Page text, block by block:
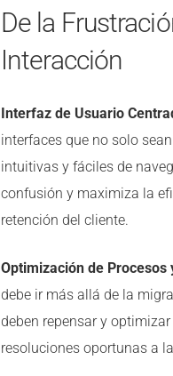
De la
Interacción
Interfaz de Usuario
interfaces que no solo
intuitivas y fáciles de
confusión y maximiza la
retención del cliente.
Optimización de Procesos
debe ir más allá de la
deben repensar y
resoluciones oportunas a